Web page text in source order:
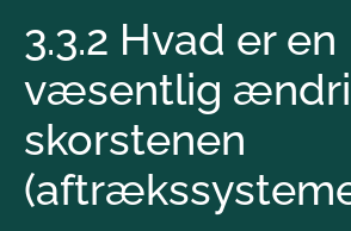
3.3.2 Hvad er en
væsentlig
skorstenen